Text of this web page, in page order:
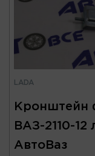
LADA
Кронштейн
ВАЗ-2110-12
АвтоВаз